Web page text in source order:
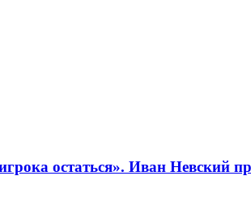
остаться». Иван Невский